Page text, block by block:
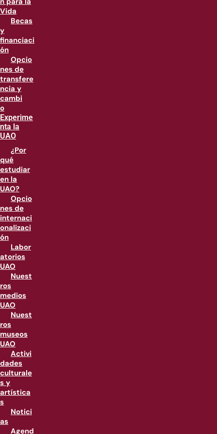
Vida
Becas
y
financiaci
ón
Opcio
nes de
transfere
ncia y
cambi
o
Experime
nta la
UAO
¿Por
qué
estudiar
en la
UAO?
Opcio
nes de
internaci
onalizaci
ón
Labor
atorios
UAO
Nuest
ros
medios
UAO
Nuest
ros
museos
UAO
Activi
dades
culturale
s y
artística
s
Notici
as
Agend